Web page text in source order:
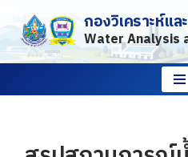
Skip
to
กองวิเคราะห์แ
Water Analysis